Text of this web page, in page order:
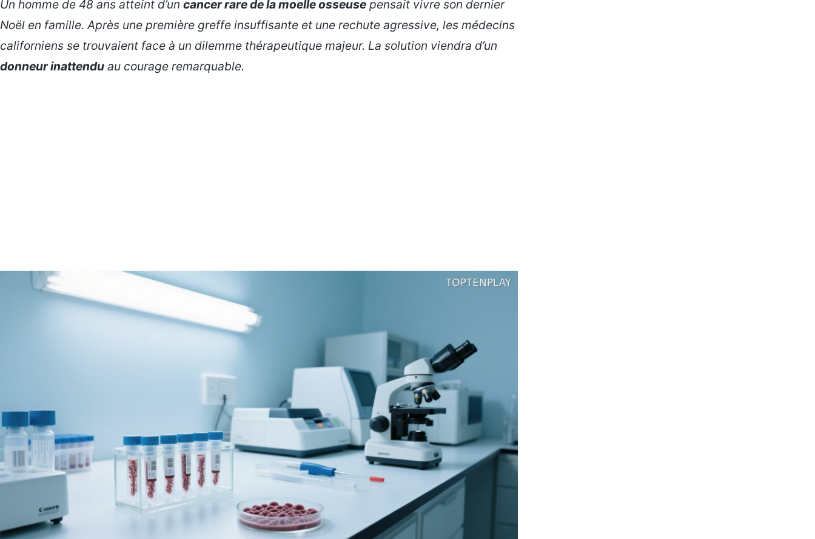
Un homme de 48 ans atteint d’un cancer rare de la moelle osseuse pensait vivre son dernier
Noël en famille. Après une première greffe insuffisante et une rechute agressive, les médecins
californiens se trouvaient face à un dilemme thérapeutique majeur. La solution viendra d’un
donneur inattendu au courage remarquable.